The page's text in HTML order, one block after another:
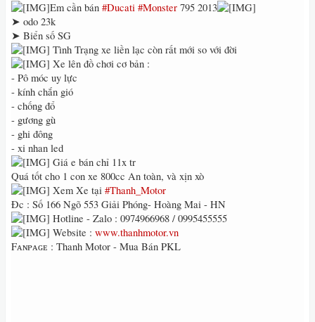
Em cần bán #Ducati #Monster 795 2013
➤ odo 23k
➤ Biển số SG
Tình Trạng xe liền lạc còn rất mới so với đời
Xe lên đồ chơi cơ bản :
- Pô móc uy lực
- kính chắn gió
- chống đổ
- gương gù
- ghi đông
- xi nhan led
Giá e bán chỉ 11x tr
Quá tốt cho 1 con xe 800cc An toàn, và xịn xò
Xem Xe tại #Thanh_Motor
Đc : Số 166 Ngõ 553 Giải Phóng- Hoàng Mai - HN
Hotline - Zalo : 0974966968 / 0995455555
Website : www.thanhmotor.vn
Fᴀɴᴘᴀɢᴇ : Thanh Motor - Mua Bán PKL